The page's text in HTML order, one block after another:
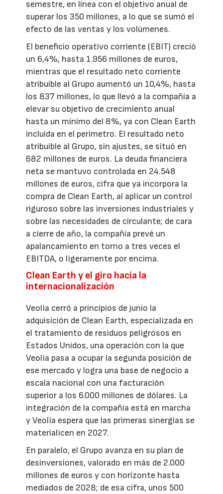
semestre, en línea con el objetivo anual de
superar los 350 millones, a lo que se sumó el
efecto de las ventas y los volúmenes.
El beneficio operativo corriente (EBIT) creció
un 6,4%, hasta 1.956 millones de euros,
mientras que el resultado neto corriente
atribuible al Grupo aumentó un 10,4%, hasta
los 837 millones, lo que llevó a la compañía a
elevar su objetivo de crecimiento anual
hasta un mínimo del 8%, ya con Clean Earth
incluida en el perímetro. El resultado neto
atribuible al Grupo, sin ajustes, se situó en
682 millones de euros. La deuda financiera
neta se mantuvo controlada en 24.548
millones de euros, cifra que ya incorpora la
compra de Clean Earth, al aplicar un control
riguroso sobre las inversiones industriales y
sobre las necesidades de circulante; de cara
a cierre de año, la compañía prevé un
apalancamiento en torno a tres veces el
EBITDA, o ligeramente por encima.
Clean Earth y el giro hacia la
internacionalización
Veolia cerró a principios de junio la
adquisición de Clean Earth, especializada en
el tratamiento de residuos peligrosos en
Estados Unidos, una operación con la que
Veolia pasa a ocupar la segunda posición de
ese mercado y logra una base de negocio a
escala nacional con una facturación
superior a los 6.000 millones de dólares. La
integración de la compañía está en marcha
y Veolia espera que las primeras sinergias se
materialicen en 2027.
En paralelo, el Grupo avanza en su plan de
desinversiones, valorado en más de 2.000
millones de euros y con horizonte hasta
mediados de 2028; de esa cifra, unos 500